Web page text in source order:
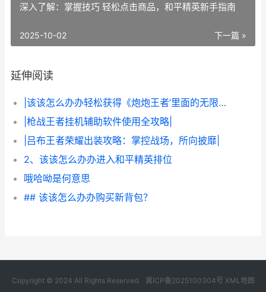
深入了解：掌握技巧 轻松点击商品，和平精英新手指南
下一篇 »
2025-10-02
延伸阅读
|该该怎么办办轻松获得《炮炮王者’里面的无限金币和星星|
|枪战王者挂机辅助软件使用全攻略|
|吕布王者荣耀出装攻略：掌控战场，所向披靡|
2、该该怎么办办进入和平精英排位
哦哈呦是何意思
## 该该怎么办办购买新背包？
Copyright © 2024 All Rights Reserved. 冀ICP备2025100304号 XML地图